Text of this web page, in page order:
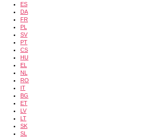
ES
DA
FR
PL
SV
PT
CS
HU
EL
NL
RO
IT
BG
ET
LV
LT
SK
SL